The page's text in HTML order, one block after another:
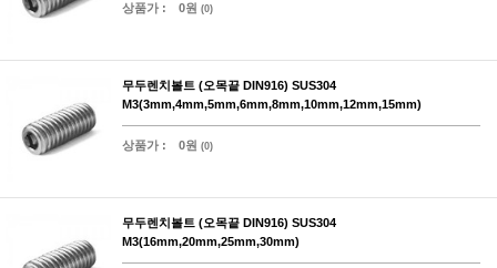
상품가 : 0원 (0)
무두렌치볼트 (오목끝 DIN916) SUS304
M3(3mm,4mm,5mm,6mm,8mm,10mm,12mm,15mm)
상품가 : 0원 (0)
무두렌치볼트 (오목끝 DIN916) SUS304
M3(16mm,20mm,25mm,30mm)